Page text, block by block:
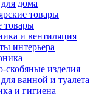
дома
товары
товары
и вентиляция
интерьера
скобяные изделия
ванной и туалета
и гигиена